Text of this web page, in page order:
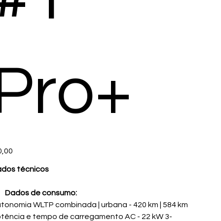
técnicos
Dados de consumo:
WLTP combinada | urbana - 420 km | 584 km
e tempo de carregamento AC - 22 kW 3-